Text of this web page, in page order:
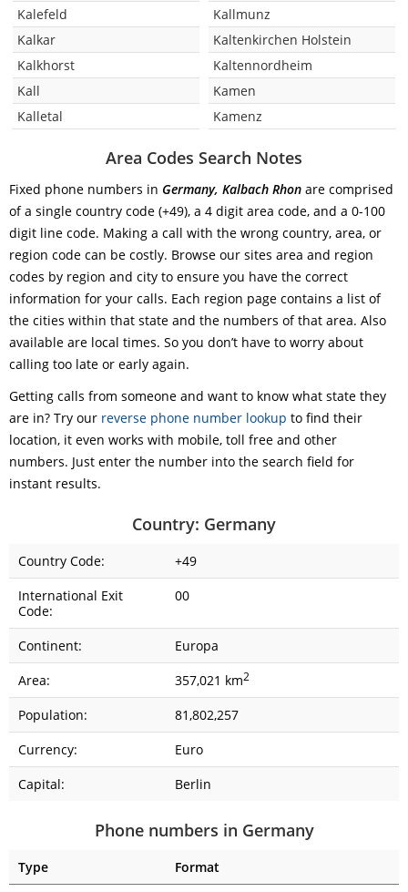
Kalefeld
Kalkar
Kalkhorst
Kall
Kalletal
Kallmunz
Kaltenkirchen Holstein
Kaltennordheim
Kamen
Kamenz
Area Codes Search Notes
Fixed phone numbers in Germany, Kalbach Rhon are comprised
of a single country code (+49), a 4 digit area code, and a 0-100
digit line code. Making a call with the wrong country, area, or
region code can be costly. Browse our sites area and region
codes by region and city to ensure you have the correct
information for your calls. Each region page contains a list of
the cities within that state and the numbers of that area. Also
available are local times. So you don’t have to worry about
calling too late or early again.
Getting calls from someone and want to know what state they
are in? Try our reverse phone number lookup to find their
location, it even works with mobile, toll free and other
numbers. Just enter the number into the search field for
instant results.
Country: Germany
Country Code:
+49
International Exit
Code:
00
Continent:
Europa
Area:
357,021 km2
Population:
81,802,257
Currency:
Euro
Capital:
Berlin
Phone numbers in Germany
Type
Format